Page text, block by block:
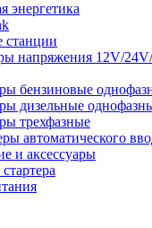
энергетика
станции
напряжения 12V/
бензиновые
дизельные
трехфазные
автоматического
и аксессуары